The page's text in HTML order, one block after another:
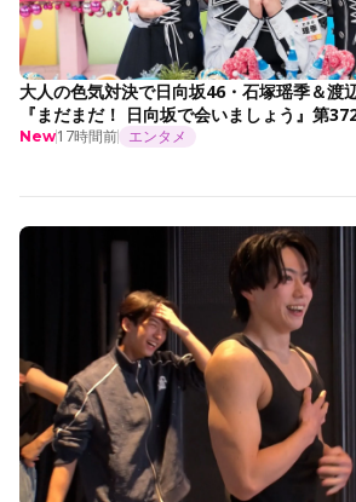
大人の色気対決で日向坂46・石塚瑶季＆渡
『まだまだ！ 日向坂で会いましょう』第
New17時間前 エンタメ